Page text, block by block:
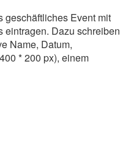
geschäftliches Event mit
eintragen. Dazu schreiben
Name, Datum,
* 200 px), einem